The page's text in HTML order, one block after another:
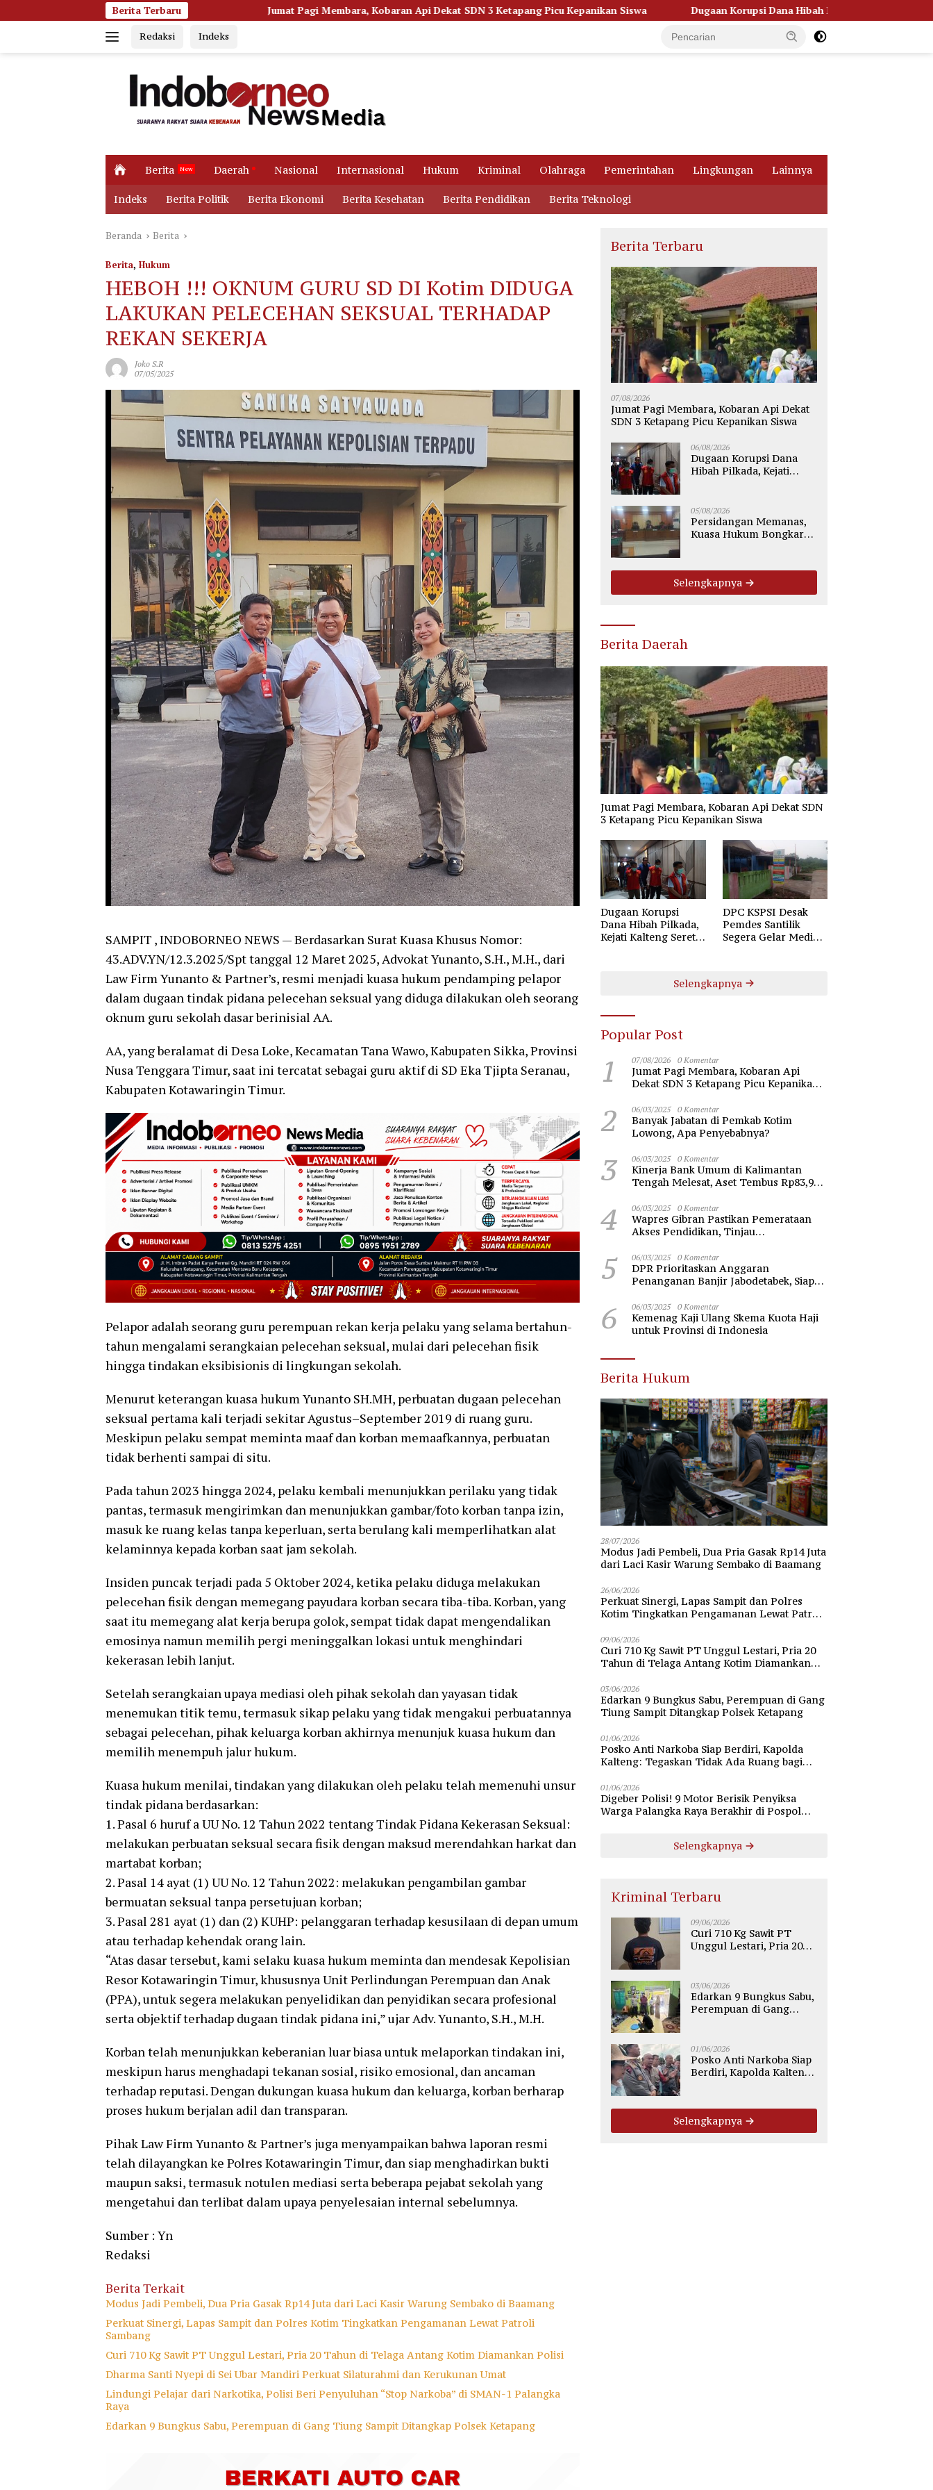
ke
Berita Terbaru
Jumat Pagi Membara, Kobaran Api Dekat SDN 3 Ketapang Picu Kepanikan Siswa Dugaan Korupsi Dana Hibah Pilkada, Kejati Kalteng Seret Seluruh
Redaksi Indeks
H
m
e
Berita Daerah Nasional Internasional Hukum Kriminal Olahraga Pemerintahan Lingkungan Lainnya
Indeks Berita Politik Berita Ekonomi Berita Kesehatan Berita Pendidikan Berita Teknologi
Beranda Berita
Berita, Hukum
HEBOH !!! OKNUM GURU SD DI Kotim DIDUGA
LAKUKAN PELECEHAN SEKSUAL TERHADAP
REKAN SEKERJA
Joko S.R
07/05/2025
SAMPIT , INDOBORNEO NEWS — Berdasarkan Surat Kuasa Khusus Nomor:
43.ADV.YN/12.3.2025/Spt tanggal 12 Maret 2025, Advokat Yunanto, S.H., M.H., dari
Law Firm Yunanto & Partner’s, resmi menjadi kuasa hukum pendamping pelapor
dalam dugaan tindak pidana pelecehan seksual yang diduga dilakukan oleh seorang
oknum guru sekolah dasar berinisial AA.
AA, yang beralamat di Desa Loke, Kecamatan Tana Wawo, Kabupaten Sikka, Provinsi
Nusa Tenggara Timur, saat ini tercatat sebagai guru aktif di SD Eka Tjipta Seranau,
Kabupaten Kotawaringin Timur.
Pelapor adalah seorang guru perempuan rekan kerja pelaku yang selama bertahun-
tahun mengalami serangkaian pelecehan seksual, mulai dari pelecehan fisik
hingga tindakan eksibisionis di lingkungan sekolah.
Menurut keterangan kuasa hukum Yunanto SH.MH, perbuatan dugaan pelecehan
seksual pertama kali terjadi sekitar Agustus–September 2019 di ruang guru.
Meskipun pelaku sempat meminta maaf dan korban memaafkannya, perbuatan
tidak berhenti sampai di situ.
Pada tahun 2023 hingga 2024, pelaku kembali menunjukkan perilaku yang tidak
pantas, termasuk mengirimkan dan menunjukkan gambar/foto korban tanpa izin,
masuk ke ruang kelas tanpa keperluan, serta berulang kali memperlihatkan alat
kelaminnya kepada korban saat jam sekolah.
Insiden puncak terjadi pada 5 Oktober 2024, ketika pelaku diduga melakukan
pelecehan fisik dengan memegang payudara korban secara tiba-tiba. Korban, yang
saat itu memegang alat kerja berupa golok, sempat tidak dapat mengendalikan
emosinya namun memilih pergi meninggalkan lokasi untuk menghindari
kekerasan lebih lanjut.
Setelah serangkaian upaya mediasi oleh pihak sekolah dan yayasan tidak
menemukan titik temu, termasuk sikap pelaku yang tidak mengakui perbuatannya
sebagai pelecehan, pihak keluarga korban akhirnya menunjuk kuasa hukum dan
memilih menempuh jalur hukum.
Kuasa hukum menilai, tindakan yang dilakukan oleh pelaku telah memenuhi unsur
tindak pidana berdasarkan:
1. Pasal 6 huruf a UU No. 12 Tahun 2022 tentang Tindak Pidana Kekerasan Seksual:
melakukan perbuatan seksual secara fisik dengan maksud merendahkan harkat dan
martabat korban;
2. Pasal 14 ayat (1) UU No. 12 Tahun 2022: melakukan pengambilan gambar
bermuatan seksual tanpa persetujuan korban;
3. Pasal 281 ayat (1) dan (2) KUHP: pelanggaran terhadap kesusilaan di depan umum
atau terhadap kehendak orang lain.
“Atas dasar tersebut, kami selaku kuasa hukum meminta dan mendesak Kepolisian
Resor Kotawaringin Timur, khususnya Unit Perlindungan Perempuan dan Anak
(PPA), untuk segera melakukan penyelidikan dan penyidikan secara profesional
serta objektif terhadap dugaan tindak pidana ini,” ujar Adv. Yunanto, S.H., M.H.
Korban telah menunjukkan keberanian luar biasa untuk melaporkan tindakan ini,
meskipun harus menghadapi tekanan sosial, risiko emosional, dan ancaman
terhadap reputasi. Dengan dukungan kuasa hukum dan keluarga, korban berharap
proses hukum berjalan adil dan transparan.
Pihak Law Firm Yunanto & Partner’s juga menyampaikan bahwa laporan resmi
telah dilayangkan ke Polres Kotawaringin Timur, dan siap menghadirkan bukti
maupun saksi, termasuk notulen mediasi serta beberapa pejabat sekolah yang
mengetahui dan terlibat dalam upaya penyelesaian internal sebelumnya.
Sumber : Yn
Redaksi
Berita Terkait
Modus Jadi Pembeli, Dua Pria Gasak Rp14 Juta dari Laci Kasir Warung Sembako di Baamang
Perkuat Sinergi, Lapas Sampit dan Polres Kotim Tingkatkan Pengamanan Lewat Patroli
Sambang
Curi 710 Kg Sawit PT Unggul Lestari, Pria 20 Tahun di Telaga Antang Kotim Diamankan Polisi
Dharma Santi Nyepi di Sei Ubar Mandiri Perkuat Silaturahmi dan Kerukunan Umat
Lindungi Pelajar dari Narkotika, Polisi Beri Penyuluhan “Stop Narkoba” di SMAN-1 Palangka
Raya
Edarkan 9 Bungkus Sabu, Perempuan di Gang Tiung Sampit Ditangkap Polsek Ketapang
Berita Terbaru
07/08/2026
Jumat Pagi Membara, Kobaran Api Dekat
SDN 3 Ketapang Picu Kepanikan Siswa
06/08/2026
Dugaan Korupsi Dana
Hibah Pilkada, Kejati
05/08/2026
Persidangan Memanas,
Kuasa Hukum Bongkar
PT WMGK
Selengkapnya
Berita Daerah
Jumat Pagi Membara, Kobaran Api Dekat SDN
3 Ketapang Picu Kepanikan Siswa
Dugaan Korupsi
Dana Hibah Pilkada,
Kejati Kalteng Seret
DPC KSPSI Desak
Pemdes Santilik
Segera Gelar Mediasi
Selengkapnya
Popular Post
1 07/08/2026 0 Komentar
Jumat Pagi Membara, Kobaran Api
Dekat SDN 3 Ketapang Picu Kepanikan
2 06/03/2025 0 Komentar
Banyak Jabatan di Pemkab Kotim
Lowong, Apa Penyebabnya?
3 06/03/2025 0 Komentar
Kinerja Bank Umum di Kalimantan
Tengah Melesat, Aset Tembus Rp83,98
4 06/03/2025 0 Komentar
Wapres Gibran Pastikan Pemerataan
Akses Pendidikan, Tinjau
Nawawi Banten
5 06/03/2025 0 Komentar
DPR Prioritaskan Anggaran
Penanganan Banjir Jabodetabek, Siap
6 06/03/2025 0 Komentar
Kemenag Kaji Ulang Skema Kuota Haji
untuk Provinsi di Indonesia
Berita Hukum
28/07/2026
Modus Jadi Pembeli, Dua Pria Gasak Rp14 Juta
dari Laci Kasir Warung Sembako di Baamang
26/06/2026
Perkuat Sinergi, Lapas Sampit dan Polres
Kotim Tingkatkan Pengamanan Lewat Patroli
09/06/2026
Curi 710 Kg Sawit PT Unggul Lestari, Pria 20
Tahun di Telaga Antang Kotim Diamankan
03/06/2026
Edarkan 9 Bungkus Sabu, Perempuan di Gang
Tiung Sampit Ditangkap Polsek Ketapang
01/06/2026
Posko Anti Narkoba Siap Berdiri, Kapolda
Kalteng: Tegaskan Tidak Ada Ruang bagi
01/06/2026
Digeber Polisi! 9 Motor Berisik Penyiksa
Warga Palangka Raya Berakhir di Pospol
Selengkapnya
Kriminal Terbaru
09/06/2026
Curi 710 Kg Sawit PT
Unggul Lestari, Pria 20
03/06/2026
Edarkan 9 Bungkus Sabu,
Perempuan di Gang
01/06/2026
Posko Anti Narkoba Siap
Berdiri, Kapolda Kalteng:
Palangka Raya
Selengkapnya